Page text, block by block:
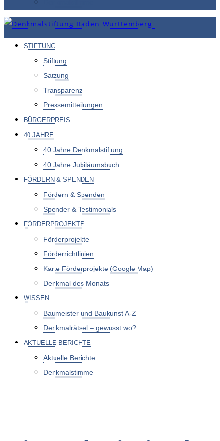
STIFTUNG
Stiftung
Satzung
Transparenz
Pressemitteilungen
BÜRGERPREIS
40 JAHRE
40 Jahre Denkmal­stiftung
40 Jahre Jubiläumsbuch
FÖRDERN & SPENDEN
Fördern & Spenden
Spender & Testimonials
FÖRDERPROJEKTE
Förderprojekte
Förderrichtlinien
Karte Förderprojekte (Google Map)
Denkmal des Monats
WISSEN
Baumeister und Baukunst A-Z
Denkmalrätsel – gewusst wo?
AKTUELLE BERICHTE
Aktuelle Berichte
Denkmalstimme